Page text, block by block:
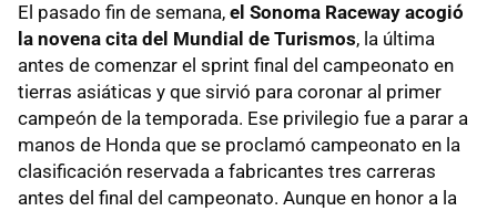
El pasado fin de semana, el Sonoma Raceway acogió
la novena cita del Mundial de Turismos, la última
antes de comenzar el sprint final del campeonato en
tierras asiáticas y que sirvió para coronar al primer
campeón de la temporada. Ese privilegio fue a parar a
manos de Honda que se proclamó campeonato en la
clasificación reservada a fabricantes tres carreras
antes del final del campeonato. Aunque en honor a la